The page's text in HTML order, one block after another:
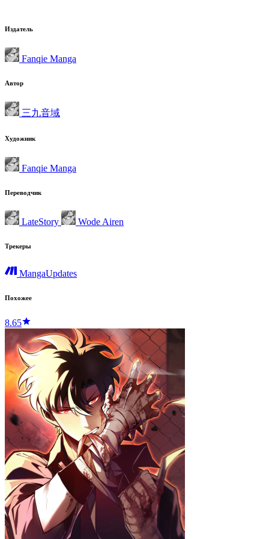
Издатель
Fanqie Manga
Автор
三九音域
Художник
Fanqie Manga
Переводчик
LateStory Wode Airen
Трекеры
MangaUpdates
Похожее
8.65